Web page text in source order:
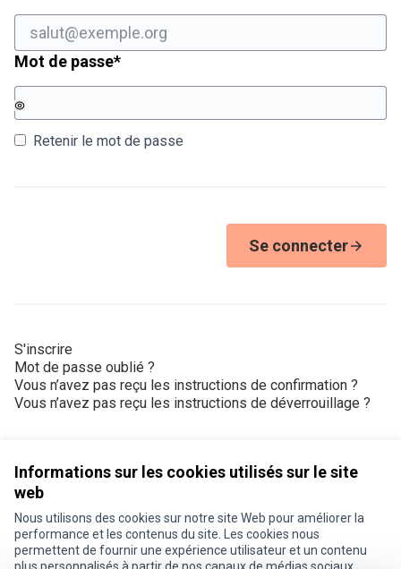
Informations sur les cookies utilisés sur le site
web
Nous utilisons des cookies sur notre site Web pour améliorer la
performance et les contenus du site. Les cookies nous
permettent de fournir une expérience utilisateur et un contenu
Mot de passe*Champ obligatoire
Retenir le mot de passe
Se connecter
S'inscrire
Mot de passe oublié ?
Vous n’avez pas reçu les instructions de confirmation ?
Vous n’avez pas reçu les instructions de déverrouillage ?
Conditions d'utilisation
Paramètres des cookies
Je participe ! sur X
Je participe ! sur Facebook
Je participe ! sur Instagram